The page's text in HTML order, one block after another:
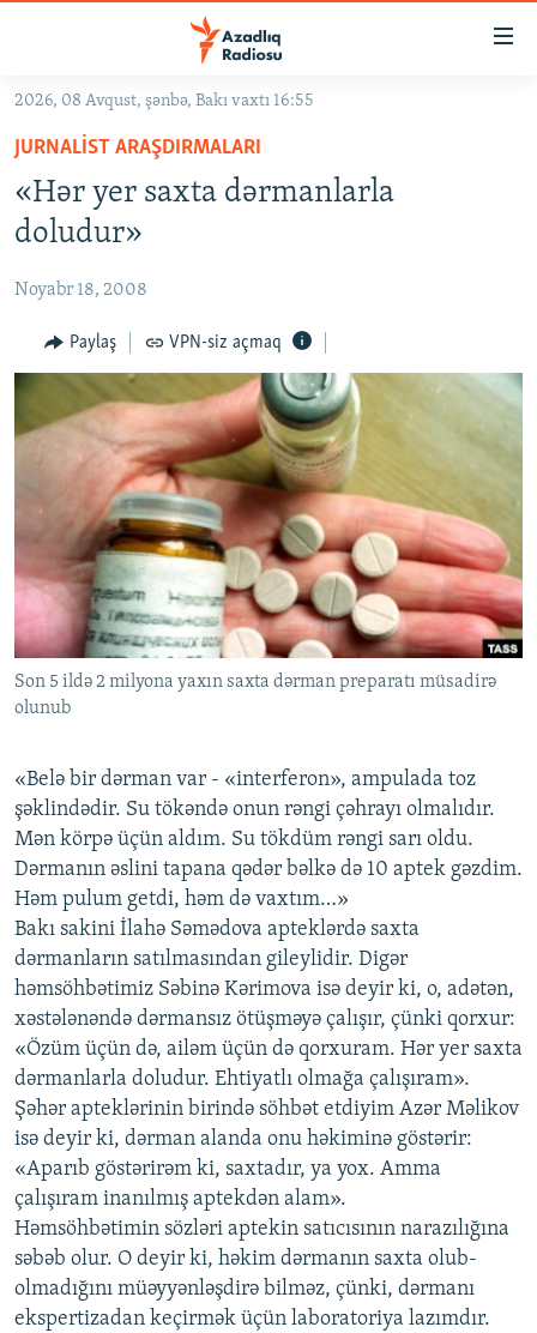
Əsas
qayıt
Əsas
naviqasiyaya
qayıt
Axtarışa
GÜNDƏM
KORRUPSIOMETR
FƏRQƏ BAX
QANUNI DOĞRU
ARAŞDIRMA
MULTIMEDIA
VIDEO
FOTOQALEREYA
İNFOQRAFIKA
KARIKATURA
RADIO ARXIV
OXU ZALI
AZƏRBAYCAN ƏDƏBIYYATI KITABXANASI
İSLAM VƏ DEMOKRATIYA
İZ - MƏDƏNIYYƏT PROQRAMI
HAQQIMIZDA
MISSIYAMIZ
PEŞƏ ETIKASI VƏ JURNALISTIKA STANDARTLARIMIZ
MATERIALLARIMIZDAN ISTIFADƏ
AZADLIQRADIOSU MOBIL TELEFONUNUZDA
XƏBƏR BÜLLETENLƏRIMIZ
BIZI IZLƏ
RFE/RL-in bütün saytları
2026, 08 Avqust, şənbə, Bakı vaxtı 16:55
JURNALIST ARAŞDIRMALARI
«Hər yer saxta dərmanlarla
doludur»
Noyabr 18, 2008
Paylaş VPN-siz açmaq
Son 5 ildə 2 milyona yaxın saxta dərman preparatı müsadirə
olunub
«Belə bir dərman var - «interferon», ampulada toz
şəklindədir. Su tökəndə onun rəngi çəhrayı olmalıdır.
Mən körpə üçün aldım. Su tökdüm rəngi sarı oldu.
Dərmanın əslini tapana qədər bəlkə də 10 aptek gəzdim.
Həm pulum getdi, həm də vaxtım…»
Bakı sakini İlahə Səmədova apteklərdə saxta
dərmanların satılmasından gileylidir. Digər
həmsöhbətimiz Səbinə Kərimova isə deyir ki, o, adətən,
xəstələnəndə dərmansız ötüşməyə çalışır, çünki qorxur:
«Özüm üçün də, ailəm üçün də qorxuram. Hər yer saxta
dərmanlarla doludur. Ehtiyatlı olmağa çalışıram».
Şəhər apteklərinin birində söhbət etdiyim Azər Məlikov
isə deyir ki, dərman alanda onu həkiminə göstərir:
«Aparıb göstərirəm ki, saxtadır, ya yox. Amma
çalışıram inanılmış aptekdən alam».
Həmsöhbətimin sözləri aptekin satıcısının narazılığına
səbəb olur. O deyir ki, həkim dərmanın saxta olub-
olmadığını müəyyənləşdirə bilməz, çünki, dərmanı
ekspertizadan keçirmək üçün laboratoriya lazımdır.